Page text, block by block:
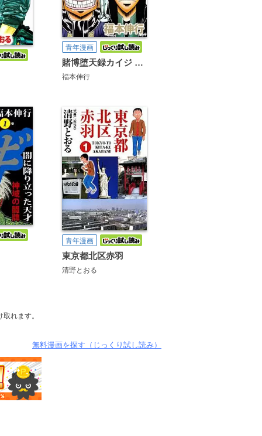
青年漫画
賭博堕天録カイジ ワン・ポーカー編
福本伸行
青年漫画
東京都北区赤羽
清野とおる
れます。
無料漫画を探す（じっくり試し読み）